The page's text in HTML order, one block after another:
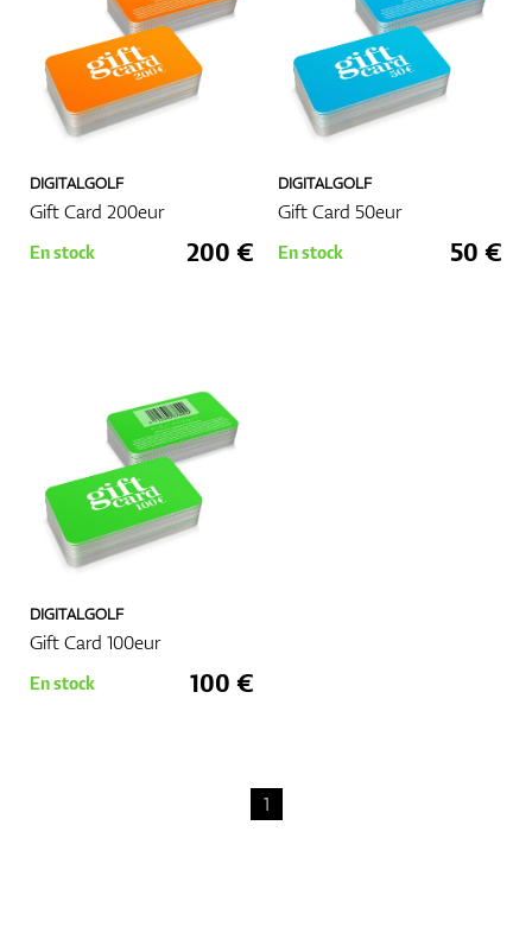
Chaussures
Chariots De Golf
DIGITALGOLF
Gift Card 200eur
En stock 200 €
DIGITALGOLF
Gift Card 50eur
En stock 50 €
DIGITALGOLF
Gift Card 100eur
En stock 100 €
1